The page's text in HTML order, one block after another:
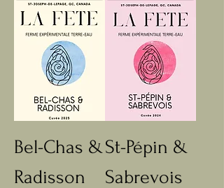
Bel-Chas &
Radisson
St-Pépin &
Sabrevois